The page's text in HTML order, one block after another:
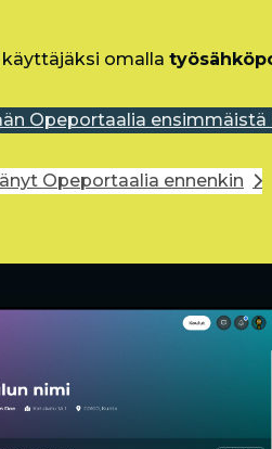
omalla
Opeportaalia ensimmäistä
Opeportaalia ennenkin